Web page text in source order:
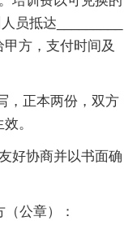
员抵达_________
方，支付时间及
，正本两份，双方
。
好协商并以书面确
公章）：